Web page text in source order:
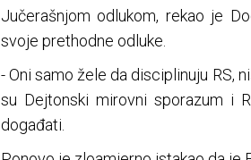
Јučerašnjom odlukom, rekao je
svoje prethodne odluke.
- Oni samo žele da disciplinuju RS,
su Dejtonski mirovni sporazum i
događati.